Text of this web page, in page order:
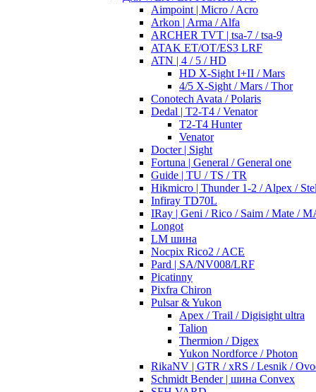
Aimpoint | Micro / Acro
Arkon | Arma / Alfa
ARCHER TVT | tsa-7 / tsa-9
ATAK ET/OT/ES3 LRF
ATN | 4 / 5 / HD
HD X-Sight I+II / Mars
4/5 X-Sight / Mars / Thor
Conotech Avata / Polaris
Dedal | T2-T4 / Venator
T2-T4 Hunter
Venator
Docter | Sight
Fortuna | General / General one
Guide | TU / TS / TR
Hikmicro | Thunder 1-2 / Alpex /
Infiray TD70L
IRay | Geni / Rico / Saim / Mate /
Longot
LM шина
Nocpix Rico2 / ACE
Pard | SA/NV008/LRF
Picatinny
Pixfra Chiron
Pulsar & Yukon
Apex / Trail / Digisight ultra
Talion
Thermion / Digex
Yukon Nordforce / Photon
RikaNV | GTR / xRS / Lesnik /
Schmidt Bender | шина Convex